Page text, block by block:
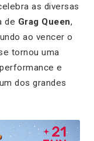
as diversas
de Grag Queen,
ao vencer o
tornou uma
e
dos grandes